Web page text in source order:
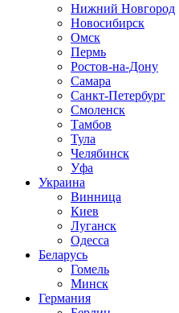
Нижний Новгород
Новосибирск
Омск
Пермь
Ростов-на-Дону
Самара
Санкт-Петербург
Смоленск
Тамбов
Тула
Челябинск
Уфа
Украина
Винница
Киев
Луганск
Одесса
Беларусь
Гомель
Минск
Германия